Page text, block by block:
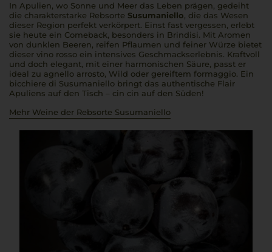
In Apulien, wo Sonne und Meer das Leben prägen, gedeiht
die charakterstarke Rebsorte Susumaniello, die das Wesen
dieser Region perfekt verkörpert. Einst fast vergessen, erlebt
sie heute ein Comeback, besonders in Brindisi. Mit Aromen
von dunklen Beeren, reifen Pflaumen und feiner Würze bietet
dieser vino rosso ein intensives Geschmackserlebnis. Kraftvoll
und doch elegant, mit einer harmonischen Säure, passt er
ideal zu agnello arrosto, Wild oder gereiftem formaggio. Ein
bicchiere di Susumaniello bringt das authentische Flair
Apuliens auf den Tisch – cin cin auf den Süden!
Mehr Weine der Rebsorte Susumaniello